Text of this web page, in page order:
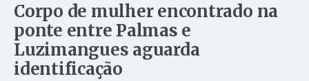
Corpo de mulher encontrado na
ponte entre Palmas e
Luzimangues aguarda
identificação